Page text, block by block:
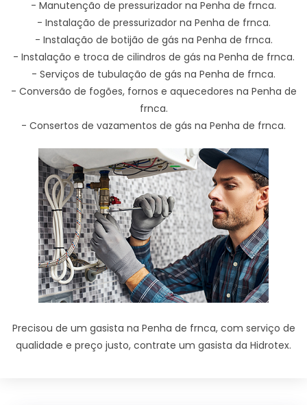
- Manutenção de pressurizador na Penha de frnca.
- Instalação de pressurizador na Penha de frnca.
- Instalação de botijão de gás na Penha de frnca.
- Instalação e troca de cilindros de gás na Penha de frnca.
- Serviços de tubulação de gás na Penha de frnca.
- Conversão de fogões, fornos e aquecedores na Penha de
frnca.
- Consertos de vazamentos de gás na Penha de frnca.
Precisou de um gasista na Penha de frnca, com serviço de
qualidade e preço justo, contrate um gasista da Hidrotex.